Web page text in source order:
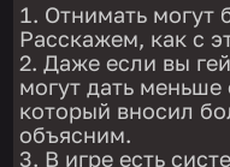
Отнимать могут
Расскажем, как с
Даже если вы
могут дать меньше
который вносил
объясним.
В игре есть